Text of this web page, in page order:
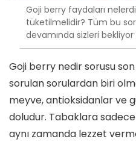
Goji berry faydaları
tüketilmelidir? Tüm bu
devamında sizleri
Goji berry nedir sorusu
sorulan sorulardan biri
meyve, antioksidanlar ve
doludur. Tabaklara
aynı zamanda lezzet